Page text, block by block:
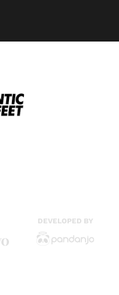
DEVELOPED BY